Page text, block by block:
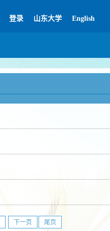
登录 山东大学 English
下一页 尾页